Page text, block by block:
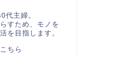
代主婦。
すため、モノを
を目指します。
こちら